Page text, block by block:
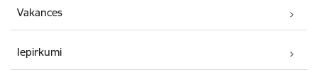
Vakances
Iepirkumi